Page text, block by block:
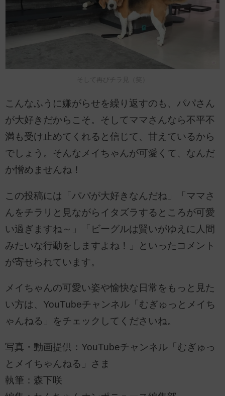
そして再びチラ見（笑）
こんなふうに嫌がらせを繰り返すのも、パパさん
が大好きだからこそ。そしてママさんなら不平不
満も受け止めてくれると信じて、甘えているから
でしょう。そんなメイちゃんが可愛くて、なんだ
か憎めませんね！
この投稿には「パパが大好きなんだね」「ママさ
んをチラリと見ながらイタズラするところが可愛
い過ぎますね～」「ビーグルは賢いがゆえに人間
みたいな行動をしますよね！」といったコメント
が寄せられています。
メイちゃんの可愛い姿や愉快な日常をもっと見た
い方は、YouTubeチャンネル「むぎゅっとメイち
ゃんねる」をチェックしてくださいね。
写真・動画提供：YouTubeチャンネル「むぎゅっ
とメイちゃんねる」さま
執筆：森下咲